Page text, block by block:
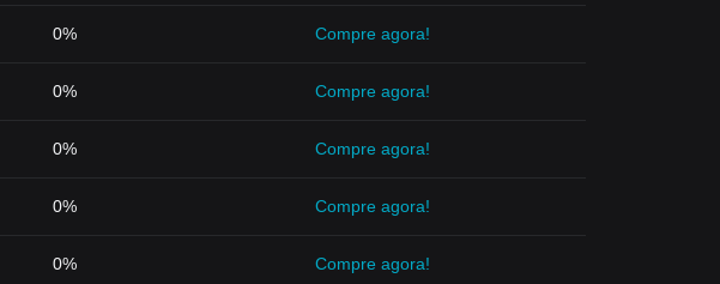
0% Compre agora!
0% Compre agora!
0% Compre agora!
0% Compre agora!
0% Compre agora!